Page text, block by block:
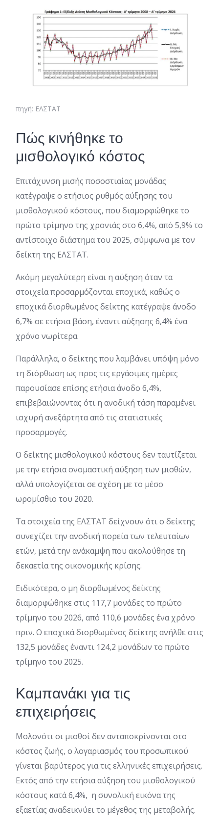
πηγή: ΕΛΣΤΑΤ
Πώς κινήθηκε το
μισθολογικό κόστος
Επιτάχυνση μισής ποσοστιαίας μονάδας
κατέγραψε ο ετήσιος ρυθμός αύξησης του
μισθολογικού κόστους, που διαμορφώθηκε το
πρώτο τρίμηνο της χρονιάς στο 6,4%, από 5,9% το
αντίστοιχο διάστημα του 2025, σύμφωνα με τον
δείκτη της ΕΛΣΤΑΤ.
Ακόμη μεγαλύτερη είναι η αύξηση όταν τα
στοιχεία προσαρμόζονται εποχικά, καθώς ο
εποχικά διορθωμένος δείκτης κατέγραψε άνοδο
6,7% σε ετήσια βάση, έναντι αύξησης 6,4% ένα
χρόνο νωρίτερα.
Παράλληλα, ο δείκτης που λαμβάνει υπόψη μόνο
τη διόρθωση ως προς τις εργάσιμες ημέρες
παρουσίασε επίσης ετήσια άνοδο 6,4%,
επιβεβαιώνοντας ότι η ανοδική τάση παραμένει
ισχυρή ανεξάρτητα από τις στατιστικές
προσαρμογές.
Ο δείκτης μισθολογικού κόστους δεν ταυτίζεται
με την ετήσια ονομαστική αύξηση των μισθών,
αλλά υπολογίζεται σε σχέση με το μέσο
ωρομίσθιο του 2020.
Τα στοιχεία της ΕΛΣΤΑΤ δείχνουν ότι ο δείκτης
συνεχίζει την ανοδική πορεία των τελευταίων
ετών, μετά την ανάκαμψη που ακολούθησε τη
δεκαετία της οικονομικής κρίσης.
Ειδικότερα, ο μη διορθωμένος δείκτης
διαμορφώθηκε στις 117,7 μονάδες το πρώτο
τρίμηνο του 2026, από 110,6 μονάδες ένα χρόνο
πριν. Ο εποχικά διορθωμένος δείκτης ανήλθε στις
132,5 μονάδες έναντι 124,2 μονάδων το πρώτο
τρίμηνο του 2025.
Καμπανάκι για τις
επιχειρήσεις
Μολονότι οι μισθοί δεν ανταποκρίνονται στο
κόστος ζωής, ο λογαριασμός του προσωπικού
γίνεται βαρύτερος για τις ελληνικές επιχειρήσεις.
Εκτός από την ετήσια αύξηση του μισθολογικού
κόστους κατά 6,4%, η συνολική εικόνα της
εξαετίας αναδεικνύει το μέγεθος της μεταβολής.